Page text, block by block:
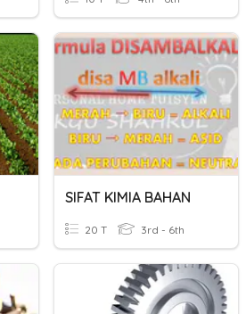
SIFAT KIMIA BAHAN
20 T 3rd - 6th